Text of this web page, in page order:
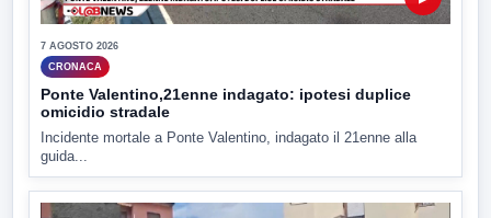
7 AGOSTO 2026
CRONACA
Ponte Valentino,21enne indagato: ipotesi duplice
omicidio stradale
Incidente mortale a Ponte Valentino, indagato il 21enne alla
guida...